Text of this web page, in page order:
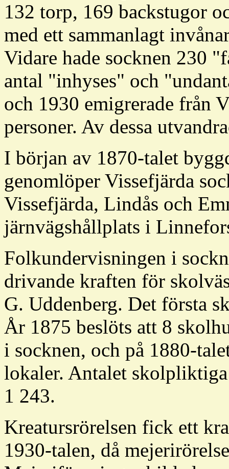
132 torp, 169 backstugor
med ett sammanlagt
Vidare hade socknen 230
antal "inhyses" och
och 1930 emigrerade från
personer. Av dessa
I början av 1870-talet
genomlöper Vissefjärda
Vissefjärda, Lindås och
järnvägshållplats i
Folkundervisningen i
drivande kraften för
G. Uddenberg. Det första
År 1875 beslöts att 8
i socknen, och på 1880-
lokaler. Antalet
1 243.
Kreatursrörelsen fick ett
1930-talen, då